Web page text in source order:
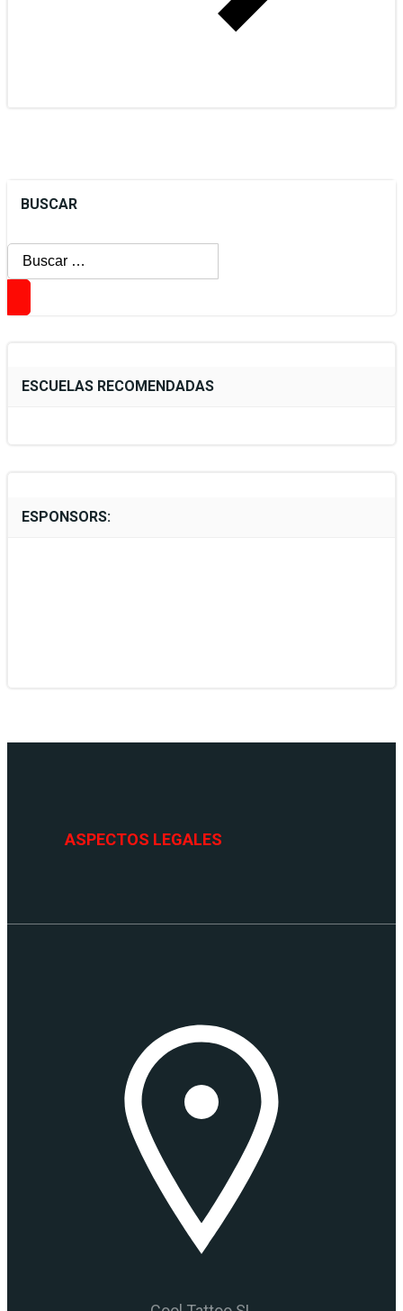
BUSCAR
Buscar:
ESCUELAS RECOMENDADAS
ESPONSORS:
ASPECTOS LEGALES